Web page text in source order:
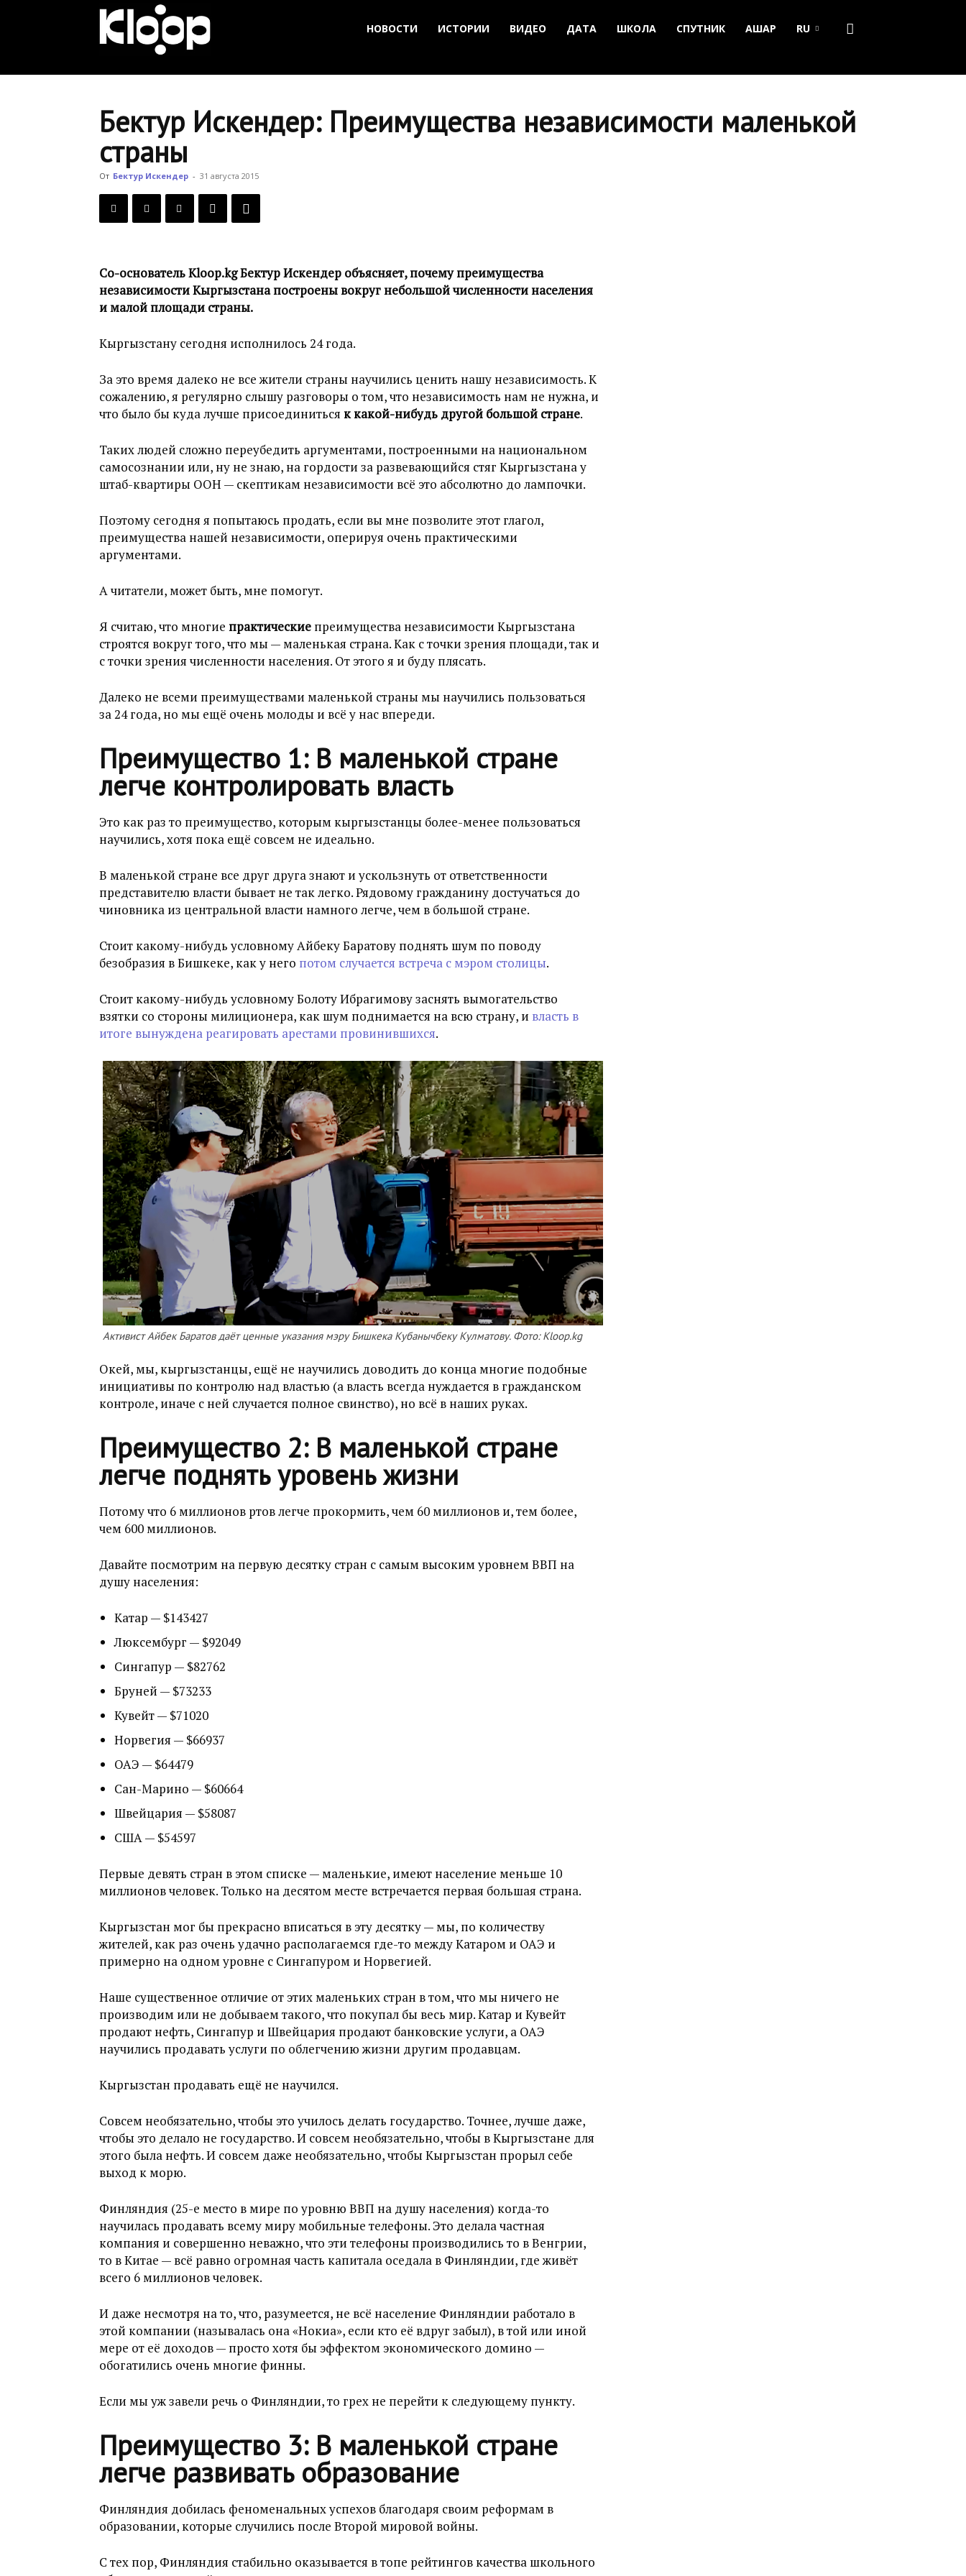
Кыргызстана
НОВОСТИ ИСТОРИИ ВИДЕО ДАТА ШКОЛА СПУТНИК АШАР RU
Бектур Искендер: Преимущества независимости маленькой
страны
От Бектур Искендер - 31 августа 2015
Со-основатель Kloop.kg Бектур Искендер объясняет, почему преимущества
независимости Кыргызстана построены вокруг небольшой численности населения
и малой площади страны.
Кыргызстану сегодня исполнилось 24 года.
За это время далеко не все жители страны научились ценить нашу независимость. К
сожалению, я регулярно слышу разговоры о том, что независимость нам не нужна, и
что было бы куда лучше присоединиться к какой-нибудь другой большой стране.
Таких людей сложно переубедить аргументами, построенными на национальном
самосознании или, ну не знаю, на гордости за развевающийся стяг Кыргызстана у
штаб-квартиры ООН — скептикам независимости всё это абсолютно до лампочки.
Поэтому сегодня я попытаюсь продать, если вы мне позволите этот глагол,
преимущества нашей независимости, оперируя очень практическими
аргументами.
А читатели, может быть, мне помогут.
Я считаю, что многие практические преимущества независимости Кыргызстана
строятся вокруг того, что мы — маленькая страна. Как с точки зрения площади, так и
с точки зрения численности населения. От этого я и буду плясать.
Далеко не всеми преимуществами маленькой страны мы научились пользоваться
за 24 года, но мы ещё очень молоды и всё у нас впереди.
Преимущество 1: В маленькой стране
легче контролировать власть
Это как раз то преимущество, которым кыргызстанцы более-менее пользоваться
научились, хотя пока ещё совсем не идеально.
В маленькой стране все друг друга знают и ускользнуть от ответственности
представителю власти бывает не так легко. Рядовому гражданину достучаться до
чиновника из центральной власти намного легче, чем в большой стране.
Стоит какому-нибудь условному Айбеку Баратову поднять шум по поводу
безобразия в Бишкеке, как у него потом случается встреча с мэром столицы.
Стоит какому-нибудь условному Болоту Ибрагимову заснять вымогательство
взятки со стороны милиционера, как шум поднимается на всю страну, и власть в
итоге вынуждена реагировать арестами провинившихся.
Активист Айбек Баратов даёт ценные указания мэру Бишкека Кубанычбеку Кулматову. Фото: Kloop.kg
Окей, мы, кыргызстанцы, ещё не научились доводить до конца многие подобные
инициативы по контролю над властью (а власть всегда нуждается в гражданском
контроле, иначе с ней случается полное свинство), но всё в наших руках.
Преимущество 2: В маленькой стране
легче поднять уровень жизни
Потому что 6 миллионов ртов легче прокормить, чем 60 миллионов и, тем более,
чем 600 миллионов.
Давайте посмотрим на первую десятку стран с самым высоким уровнем ВВП на
душу населения:
Катар — $143427
Люксембург — $92049
Сингапур — $82762
Бруней — $73233
Кувейт — $71020
Норвегия — $66937
ОАЭ — $64479
Сан-Марино — $60664
Швейцария — $58087
США — $54597
Первые девять стран в этом списке — маленькие, имеют население меньше 10
миллионов человек. Только на десятом месте встречается первая большая страна.
Кыргызстан мог бы прекрасно вписаться в эту десятку — мы, по количеству
жителей, как раз очень удачно располагаемся где-то между Катаром и ОАЭ и
примерно на одном уровне с Сингапуром и Норвегией.
Наше существенное отличие от этих маленьких стран в том, что мы ничего не
производим или не добываем такого, что покупал бы весь мир. Катар и Кувейт
продают нефть, Сингапур и Швейцария продают банковские услуги, а ОАЭ
научились продавать услуги по облегчению жизни другим продавцам.
Кыргызстан продавать ещё не научился.
Совсем необязательно, чтобы это училось делать государство. Точнее, лучше даже,
чтобы это делало не государство. И совсем необязательно, чтобы в Кыргызстане для
этого была нефть. И совсем даже необязательно, чтобы Кыргызстан прорыл себе
выход к морю.
Финляндия (25-е место в мире по уровню ВВП на душу населения) когда-то
научилась продавать всему миру мобильные телефоны. Это делала частная
компания и совершенно неважно, что эти телефоны производились то в Венгрии,
то в Китае — всё равно огромная часть капитала оседала в Финляндии, где живёт
всего 6 миллионов человек.
И даже несмотря на то, что, разумеется, не всё население Финляндии работало в
этой компании (называлась она «Нокиа», если кто её вдруг забыл), в той или иной
мере от её доходов — просто хотя бы эффектом экономического домино —
обогатились очень многие финны.
Если мы уж завели речь о Финляндии, то грех не перейти к следующему пункту.
Преимущество 3: В маленькой стране
легче развивать образование
Финляндия добилась феноменальных успехов благодаря своим реформам в
образовании, которые случились после Второй мировой войны.
С тех пор, Финляндия стабильно оказывается в топе рейтингов качества школьного